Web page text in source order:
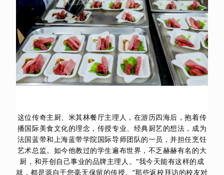
这位传奇主厨、米其林餐厅主理人，在游历四海后，抱着传
播国际美食文化的理念，传授专业、经典厨艺的想法，成为
法国蓝带和上海蓝带学院国际导师团队的一员，并担任烹饪
艺术总监。如今他教过的学生遍布世界，不乏赫赫有名的大
厨，和开创自己事业的品牌主理人。“我今天能有这样的成
就，都是源自于您毫无保留的传授。”那些返校拜访的校友对